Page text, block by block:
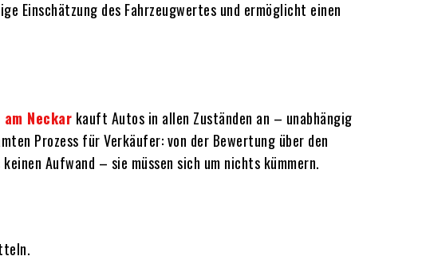
Einschätzung des Fahrzeugwertes und ermöglicht einen
Neckar kauft Autos in allen Zuständen an – unabhängig
Prozess für Verkäufer: von der Bewertung über den
Aufwand – sie müssen sich um nichts kümmern.